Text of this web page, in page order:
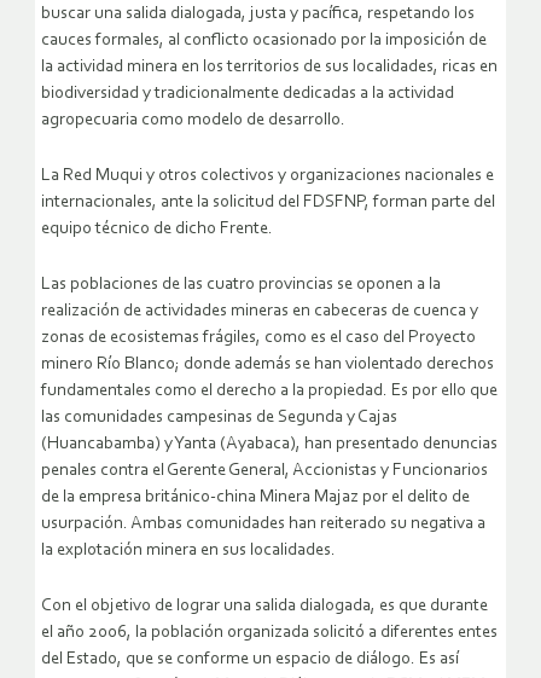
buscar una salida dialogada, justa y pacífica, respetando los
cauces formales, al conflicto ocasionado por la imposición de
la actividad minera en los territorios de sus localidades, ricas en
biodiversidad y tradicionalmente dedicadas a la actividad
agropecuaria como modelo de desarrollo.
La Red Muqui y otros colectivos y organizaciones nacionales e
internacionales, ante la solicitud del FDSFNP, forman parte del
equipo técnico de dicho Frente.
Las poblaciones de las cuatro provincias se oponen a la
realización de actividades mineras en cabeceras de cuenca y
zonas de ecosistemas frágiles, como es el caso del Proyecto
minero Río Blanco; donde además se han violentado derechos
fundamentales como el derecho a la propiedad. Es por ello que
las comunidades campesinas de Segunda y Cajas
(Huancabamba) y Yanta (Ayabaca), han presentado denuncias
penales contra el Gerente General, Accionistas y Funcionarios
de la empresa británico-china Minera Majaz por el delito de
usurpación. Ambas comunidades han reiterado su negativa a
la explotación minera en sus localidades.
Con el objetivo de lograr una salida dialogada, es que durante
el año 2006, la población organizada solicitó a diferentes entes
del Estado, que se conforme un espacio de diálogo. Es así